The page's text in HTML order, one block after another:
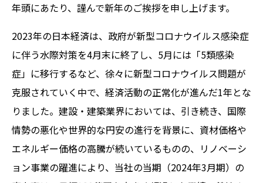
年頭にあたり、謹んで新年のご挨拶を申し上げます。
2023年の日本経済は、政府が新型コロナウイルス感染症
に伴う水際対策を4月末に終了し、5月には「5類感染
症」に移行するなど、徐々に新型コロナウイルス問題が
克服されていく中で、経済活動の正常化が進んだ1年とな
りました。建設・建築業界においては、引き続き、国際
情勢の悪化や世界的な円安の進行を背景に、資材価格や
エネルギー価格の高騰が続いているものの、リノベーシ
ョン事業の躍進により、当社の当期（2024年3月期）の